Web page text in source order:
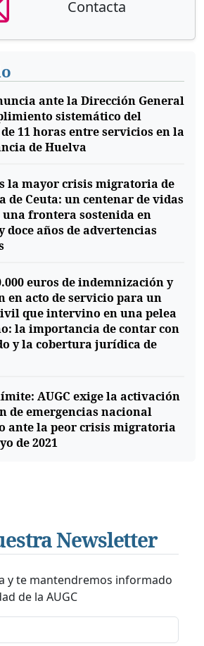
Contacta
ante la Dirección General
sistemático del
11 horas entre servicios en la
de Huelva
la mayor crisis migratoria de
de Ceuta: un centenar de vidas
frontera sostenida en
doce años de advertencias
euros de indemnización y
en acto de servicio para un
que intervino en una pelea
la importancia de contar con
y la cobertura jurídica de
AUGC exige la activación
de emergencias nacional
ante la peor crisis migratoria
de 2021
Newsletter
y te mantendremos informado
de la AUGC